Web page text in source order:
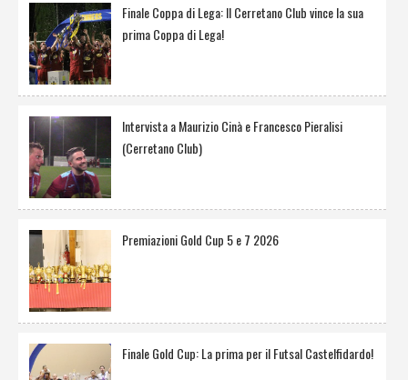
Finale Coppa di Lega: Il Cerretano Club vince la sua
prima Coppa di Lega!
Intervista a Maurizio Cinà e Francesco Pieralisi
(Cerretano Club)
Premiazioni Gold Cup 5 e 7 2026
Finale Gold Cup: La prima per il Futsal Castelfidardo!